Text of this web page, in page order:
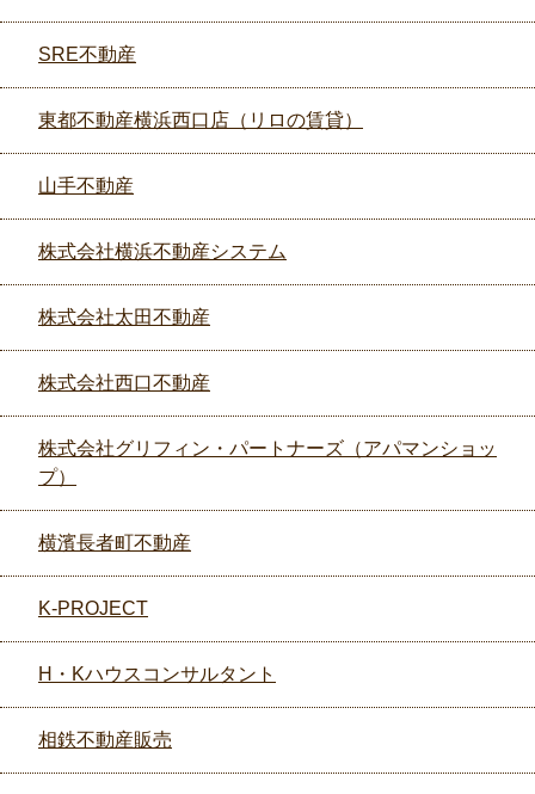
SRE不動産
東都不動産横浜西口店（リロの賃貸）
山手不動産
株式会社横浜不動産システム
株式会社太田不動産
株式会社西口不動産
株式会社グリフィン・パートナーズ（アパマンショッ
プ）
横濱長者町不動産
K-PROJECT
H・Kハウスコンサルタント
相鉄不動産販売